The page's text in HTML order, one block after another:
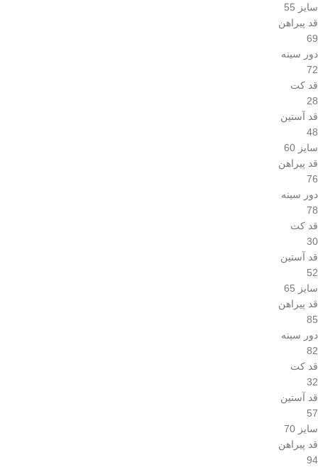
سایز 55
قد پیراهن
69
دور سینه
72
قد کت
28
قد آستین
48
سایز 60
قد پیراهن
76
دور سینه
78
قد کت
30
قد آستین
52
سایز 65
قد پیراهن
85
دور سینه
82
قد کت
32
قد آستین
57
سایز 70
قد پیراهن
94